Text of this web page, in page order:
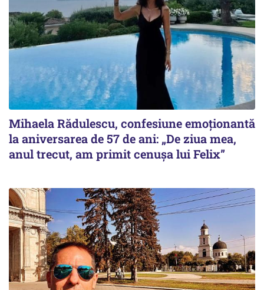
Mihaela Rădulescu, confesiune emoționantă
la aniversarea de 57 de ani: „De ziua mea,
anul trecut, am primit cenușa lui Felix”